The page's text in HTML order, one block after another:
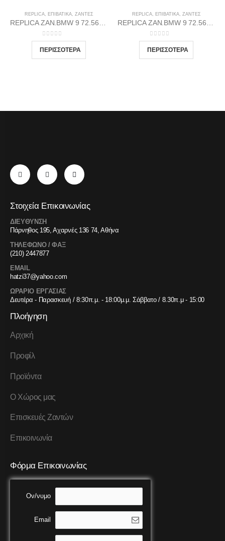
REPLICA, ΕΠΙΒΑΤΙΚΑ, ΖΆΝΤΕΣ
0out of 5
REPLICA, ΕΠΙΒΑΤΙΚΑ, ΖΆΝΤΕΣ
0out of 5
Στοιχεία Επικοινωνίας
ΔΙΕΥΘΥΝΣΗ
Πάρνηθος 195, Αχαρνές 136 74, Αθήνα
ΤΗΛΕΦΩΝΟ / ΦΑΞ
(210) 2447877
EMAIL
hatzi37@yahoo.com
ΩΡΑΡΙΟ ΕΡΓΑΣΙΑΣ
Δευτέρα - Παρασκευή / 8:30π.μ. - 18:00μ.μ. Σάββατο / 8.30π.μ - 15:00
Πλοήγηση
Αρχική
Προφίλ
Προϊόντα
Ο Χώρος μας
Επισκευές Ζαντών
Επικοινωνία
Φόρμα Επικοινωνίας
Ον/νυμο
Email